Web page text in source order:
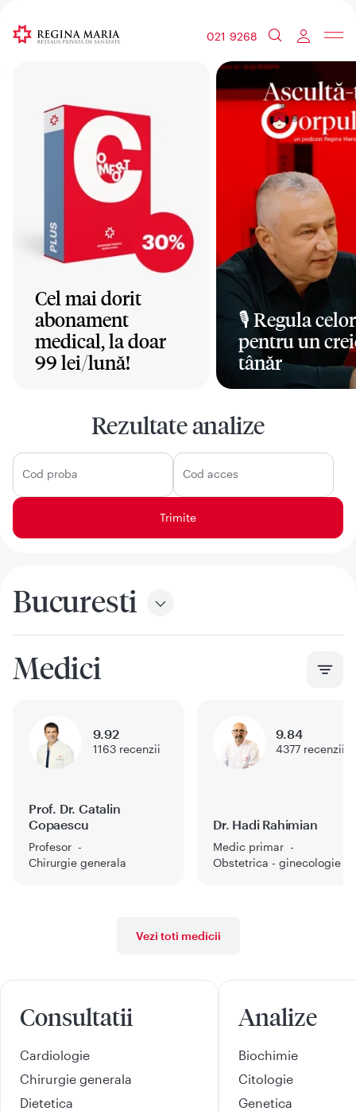
021 9268
Cel mai dorit
abonament
medical, la doar
99 lei/lună!
🎙️ Regula
pentru un
tânăr
Rezultate analize
Cod proba Cod acces
Bucuresti
Medici
Prof. Dr. Catalin
Copaescu
Profesor
Chirurgie generala
9.92
1163 recenzii
Dr. Hadi Rahimian
Medic primar
Obstetrica - ginecologie
9.84
4377 recenzii
Vezi toti medicii
Consultatii
Cardiologie
Chirurgie generala
Dietetica
Analize
Biochimie
Citologie
Genetica